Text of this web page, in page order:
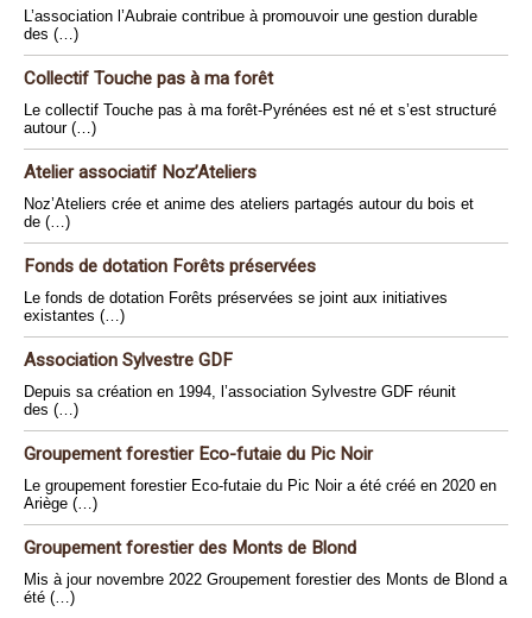
L’association l’Aubraie contribue à promouvoir une gestion durable
des (…)
Collectif Touche pas à ma forêt
Le collectif Touche pas à ma forêt-Pyrénées est né et s’est structuré
autour (…)
Atelier associatif Noz’Ateliers
Noz’Ateliers crée et anime des ateliers partagés autour du bois et
de (…)
Fonds de dotation Forêts préservées
Le fonds de dotation Forêts préservées se joint aux initiatives
existantes (…)
Association Sylvestre GDF
Depuis sa création en 1994, l’association Sylvestre GDF réunit
des (…)
Groupement forestier Eco-futaie du Pic Noir
Le groupement forestier Eco-futaie du Pic Noir a été créé en 2020 en
Ariège (…)
Groupement forestier des Monts de Blond
Mis à jour novembre 2022 Groupement forestier des Monts de Blond a
été (…)